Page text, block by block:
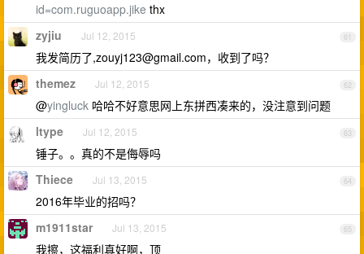
id=com.ruguoapp.jike thx
61
zyjiu Jul 12, 2015
我发简历了,zouyj123@gmail.com，收到了吗？
62
themez Jul 12, 2015
@yingluck 哈哈不好意思网上东拼西凑来的，没注意到问题
63
ltype Jul 12, 2015
锤子。。真的不是侮辱吗
64
Thiece Jul 13, 2015
2016年毕业的招吗？
65
m1911star Jul 13, 2015
我擦，这福利真好啊，顶